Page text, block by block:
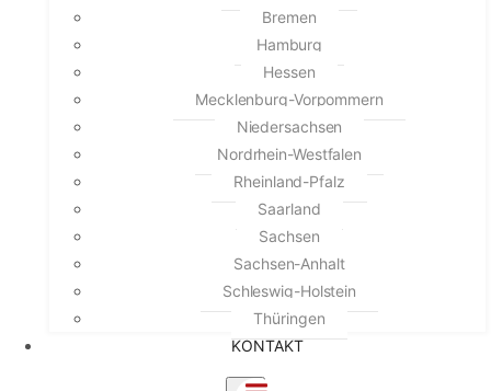
Bremen
Hamburg
Hessen
Mecklenburg-Vorpommern
Niedersachsen
Nordrhein-Westfalen
Rheinland-Pfalz
Saarland
Sachsen
Sachsen-Anhalt
Schleswig-Holstein
Thüringen
KONTAKT